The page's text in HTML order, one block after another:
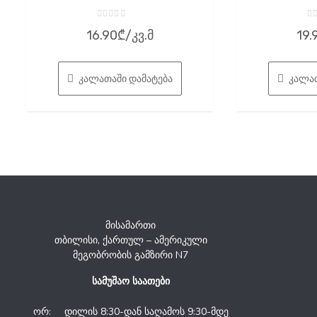
0
დან
16.90₾/კვ.მ
კალათაში დამატება
0
მისამართი
თბილისი, ქართულ – ამერიკული
მეგობრობის გამზირი N7
სამუშაო საათები
ორ: დილის 8:30-დან საღამოს 9:30-მდე